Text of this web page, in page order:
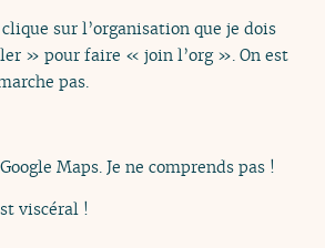
sur l’organisation que je dois
» pour faire « join l’org ». On est
pas.
Maps. Je ne comprends pas !
viscéral !